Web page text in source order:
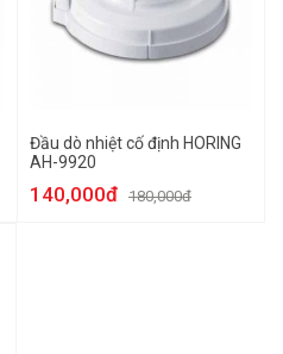
Đầu dò nhiệt cố định HORING
AH-9920
140,000đ 180,000đ